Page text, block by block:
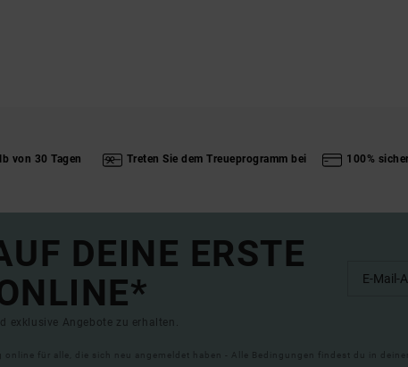
von 30 Tagen Treten Sie dem Treueprogramm bei 100%
DEINE ERSTE
exklusive Angebote zu erhalten.
online für alle, die sich neu angemeldet haben - Alle Bedingungen findest du in